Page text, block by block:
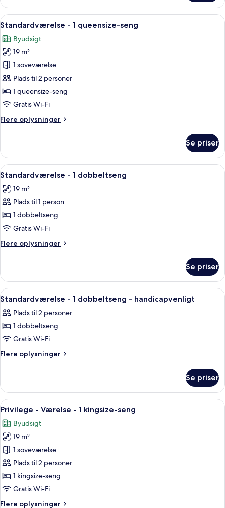
Beds)
værelse
(King
Size
2
Single
Size
Beds)
Indlæs
alle
billeder
af
Standardværelse
-
1
queensize-
Et hotelværelse med en stor seng,
14
Standardværelse - 1 queensize-seng
Byudsigt
19 m²
1 soveværelse
Plads til 2 personer
1 queensize-seng
Gratis Wi-Fi
Flere oplysninger
Flere
-
queensize-
Se priser
Indlæs
alle
billeder
af
Standardværelse
-
1
dobbeltseng
Et hotelværelse med seng,
10
Standardværelse - 1 dobbeltseng
19 m²
Plads til 1 person
1 dobbeltseng
Gratis Wi-Fi
Flere oplysninger
Flere
-
dobbeltseng
Se priser
Indlæs
alle
billeder
af
Standardværelse
-
-
handicapvenligt
Et hotelværelse med en seng, et
9
Standardværelse - 1 dobbeltseng - handicapvenligt
Plads til 2 personer
1 dobbeltseng
Gratis Wi-Fi
Flere oplysninger
Flere
-
dobbeltseng
handicapvenligt
Se priser
Indlæs
alle
billeder
af
Privilege
-
Værelse
-
Et hotelværelse med seng,
10
Privilege - Værelse - 1 kingsize-seng
Byudsigt
19 m²
1 soveværelse
Plads til 2 personer
1 kingsize-seng
Gratis Wi-Fi
Flere oplysninger
Flere